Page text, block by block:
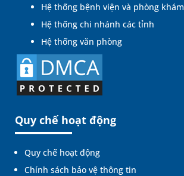
Hệ thống bệnh viện và phòng khám
Hệ thống chi nhánh các tỉnh
Hệ thống văn phòng
Quy chế hoạt động
Quy chế hoạt động
Chính sách bảo vệ thông tin